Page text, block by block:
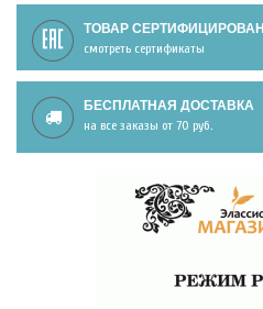
ТОВАР СЕРТИФИЦИРОВАН
смотреть сертификаты
БЕСПЛАТНАЯ ДОСТАВКА
на все заказы от 70 руб.